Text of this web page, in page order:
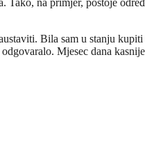
Bila sam u stanju
Mjesec dana